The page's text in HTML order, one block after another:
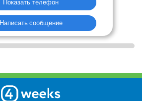
Показать телефон
Написать сообщение